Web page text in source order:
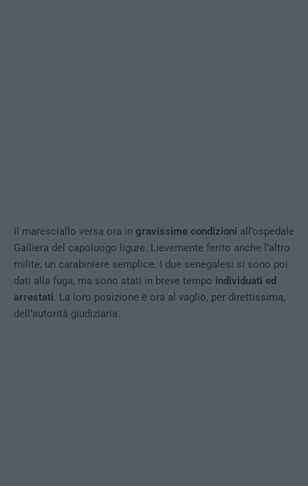
Il maresciallo versa ora in gravissime condizioni all’ospedale
Galliera del capoluogo ligure. Lievemente ferito anche l’altro
milite, un carabiniere semplice. I due senegalesi si sono poi
dati alla fuga, ma sono stati in breve tempo individuati ed
arrestati. La loro posizione è ora al vaglio, per direttissima,
dell’autorità giudiziaria.